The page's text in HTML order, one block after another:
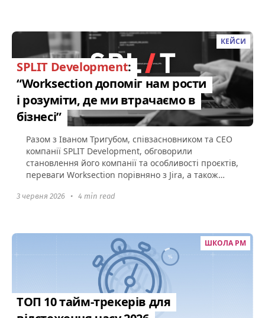
КЕЙСИ
SPLIT Development:
“Worksection допоміг нам рости
і розуміти, де ми втрачаємо в
бізнесі”
Разом з Іваном Тригубом, співзасновником та СЕО
компанії SPLIT Development, обговорили
становлення його компанії та особливості проєктів,
переваги Worksection порівняно з Jira, а також
3 червня 2026 • 4 min read
ШКОЛА PM
ТОП 10 тайм-трекерів для